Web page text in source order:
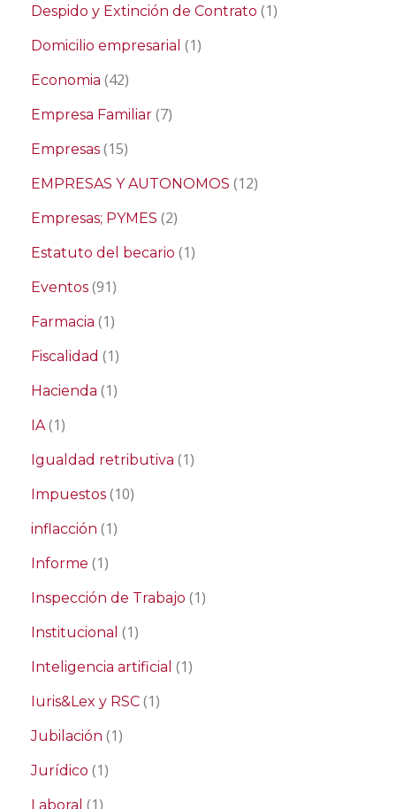
Despido y Extinción de Contrato (1)
Domicilio empresarial (1)
Economia (42)
Empresa Familiar (7)
Empresas (15)
EMPRESAS Y AUTONOMOS (12)
Empresas; PYMES (2)
Estatuto del becario (1)
Eventos (91)
Farmacia (1)
Fiscalidad (1)
Hacienda (1)
IA(1)
Igualdad retributiva (1)
Impuestos (10)
inflacción (1)
Informe (1)
Inspección de Trabajo (1)
Institucional (1)
Inteligencia artificial (1)
Iuris&Lex y RSC (1)
Jubilación (1)
Jurídico (1)
Laboral (1)